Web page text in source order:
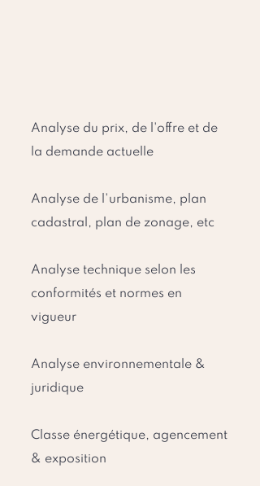
Analyse du prix, de l'offre et de
la demande actuelle
Analyse de l'urbanisme, plan
cadastral, plan de zonage, etc
Analyse technique selon les
conformités et normes en
vigueur
Analyse environnementale &
juridique
Classe énergétique, agencement
& exposition